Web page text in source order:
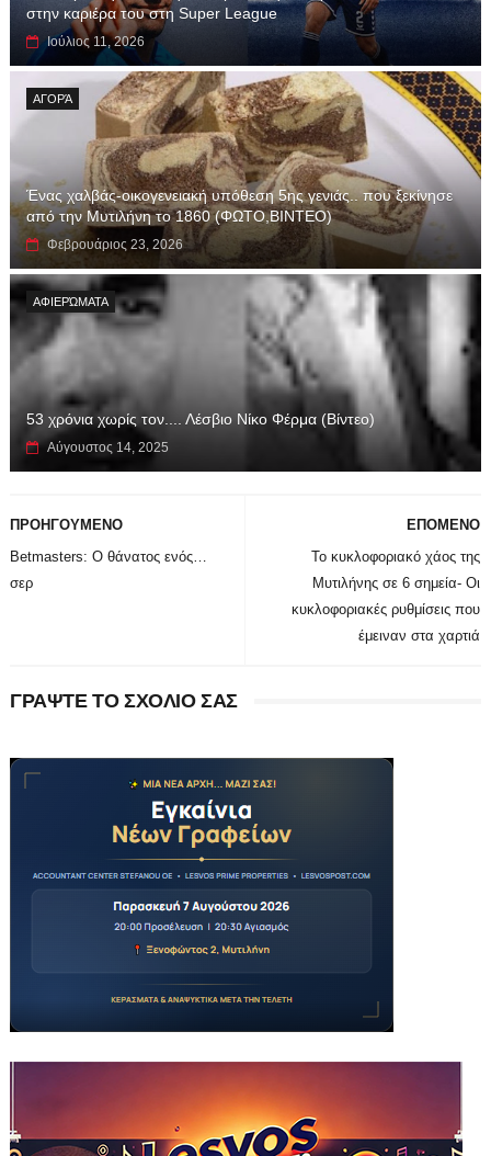
στην καριέρα του στη Super League
Ιούλιος 11, 2026
ΑΓΟΡΆ
Ένας χαλβάς-οικογενειακή υπόθεση 5ης γενιάς.. που ξεκίνησε
από την Μυτιλήνη το 1860 (ΦΩΤΟ,ΒΙΝΤΕΟ)
Φεβρουάριος 23, 2026
ΑΦΙΕΡΏΜΑΤΑ
53 χρόνια χωρίς τον.... Λέσβιο Νίκο Φέρμα (Βίντεο)
Αύγουστος 14, 2025
ΕΠΟΜΕΝΟ
Το κυκλοφοριακό χάος της
Μυτιλήνης σε 6 σημεία- Οι
κυκλοφοριακές ρυθμίσεις που
έμειναν στα χαρτιά
ΠΡΟΗΓΟΥΜΕΝΟ
Betmasters: Ο θάνατος ενός…
σερ
ΓΡΑΨΤΕ ΤΟ ΣΧΟΛΙΟ ΣΑΣ